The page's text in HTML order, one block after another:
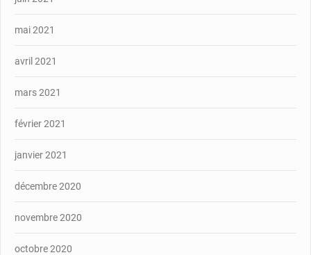
mai 2021
avril 2021
mars 2021
février 2021
janvier 2021
décembre 2020
novembre 2020
octobre 2020